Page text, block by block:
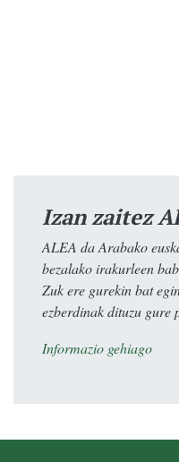
Izan zaitez
ALEA da Arabako
bezalako irakurleen
Zuk ere gurekin bat
ezberdinak dituzu gure
Informazio gehiago